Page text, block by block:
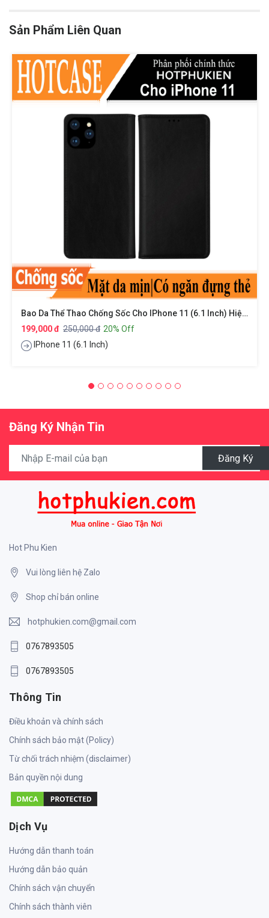
Sản Phẩm Liên Quan
Bao Da Thể Thao Chống Sốc Cho IPhone 11 (6.1 Inch) Hiệu HOTCASE DZGoGo Zen Series Có Ngăn Đựng Thẻ Card ATM Visit Cao Cấp Bảo Vệ Toàn Diện 360 Độ, Smartsleep Thông Minh
199,000 đ 250,000 đ 20% Off
IPhone 11 (6.1 Inch)
Đăng Ký Nhận Tin
Đăng Ký
Hot Phu Kien
Vui lòng liên hệ Zalo
Shop chỉ bán online
hotphukien.com@gmail.com
0767893505
0767893505
Thông Tin
Điều khoản và chính sách
Chính sách bảo mật (Policy)
Từ chối trách nhiệm (disclaimer)
Bản quyền nội dung
Dịch Vụ
Hướng dẫn thanh toán
Hướng dẫn bảo quản
Chính sách vận chuyển
Chính sách thành viên